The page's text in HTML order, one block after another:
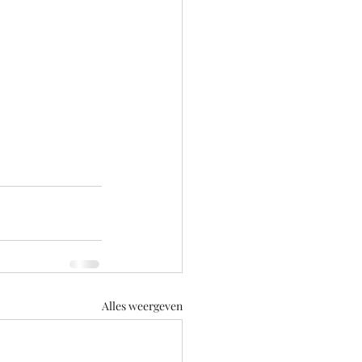
Alles weergeven